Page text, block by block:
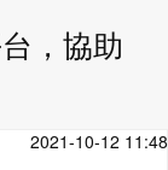
，協助
2021-10-12 11:48